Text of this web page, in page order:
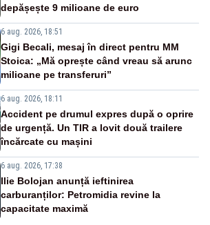
depășește 9 milioane de euro
6 aug. 2026, 18:51
Gigi Becali, mesaj în direct pentru MM
Stoica: „Mă oprește când vreau să arunc
milioane pe transferuri”
6 aug. 2026, 18:11
Accident pe drumul expres după o oprire
de urgență. Un TIR a lovit două trailere
încărcate cu mașini
6 aug. 2026, 17:38
Ilie Bolojan anunță ieftinirea
carburanților: Petromidia revine la
capacitate maximă